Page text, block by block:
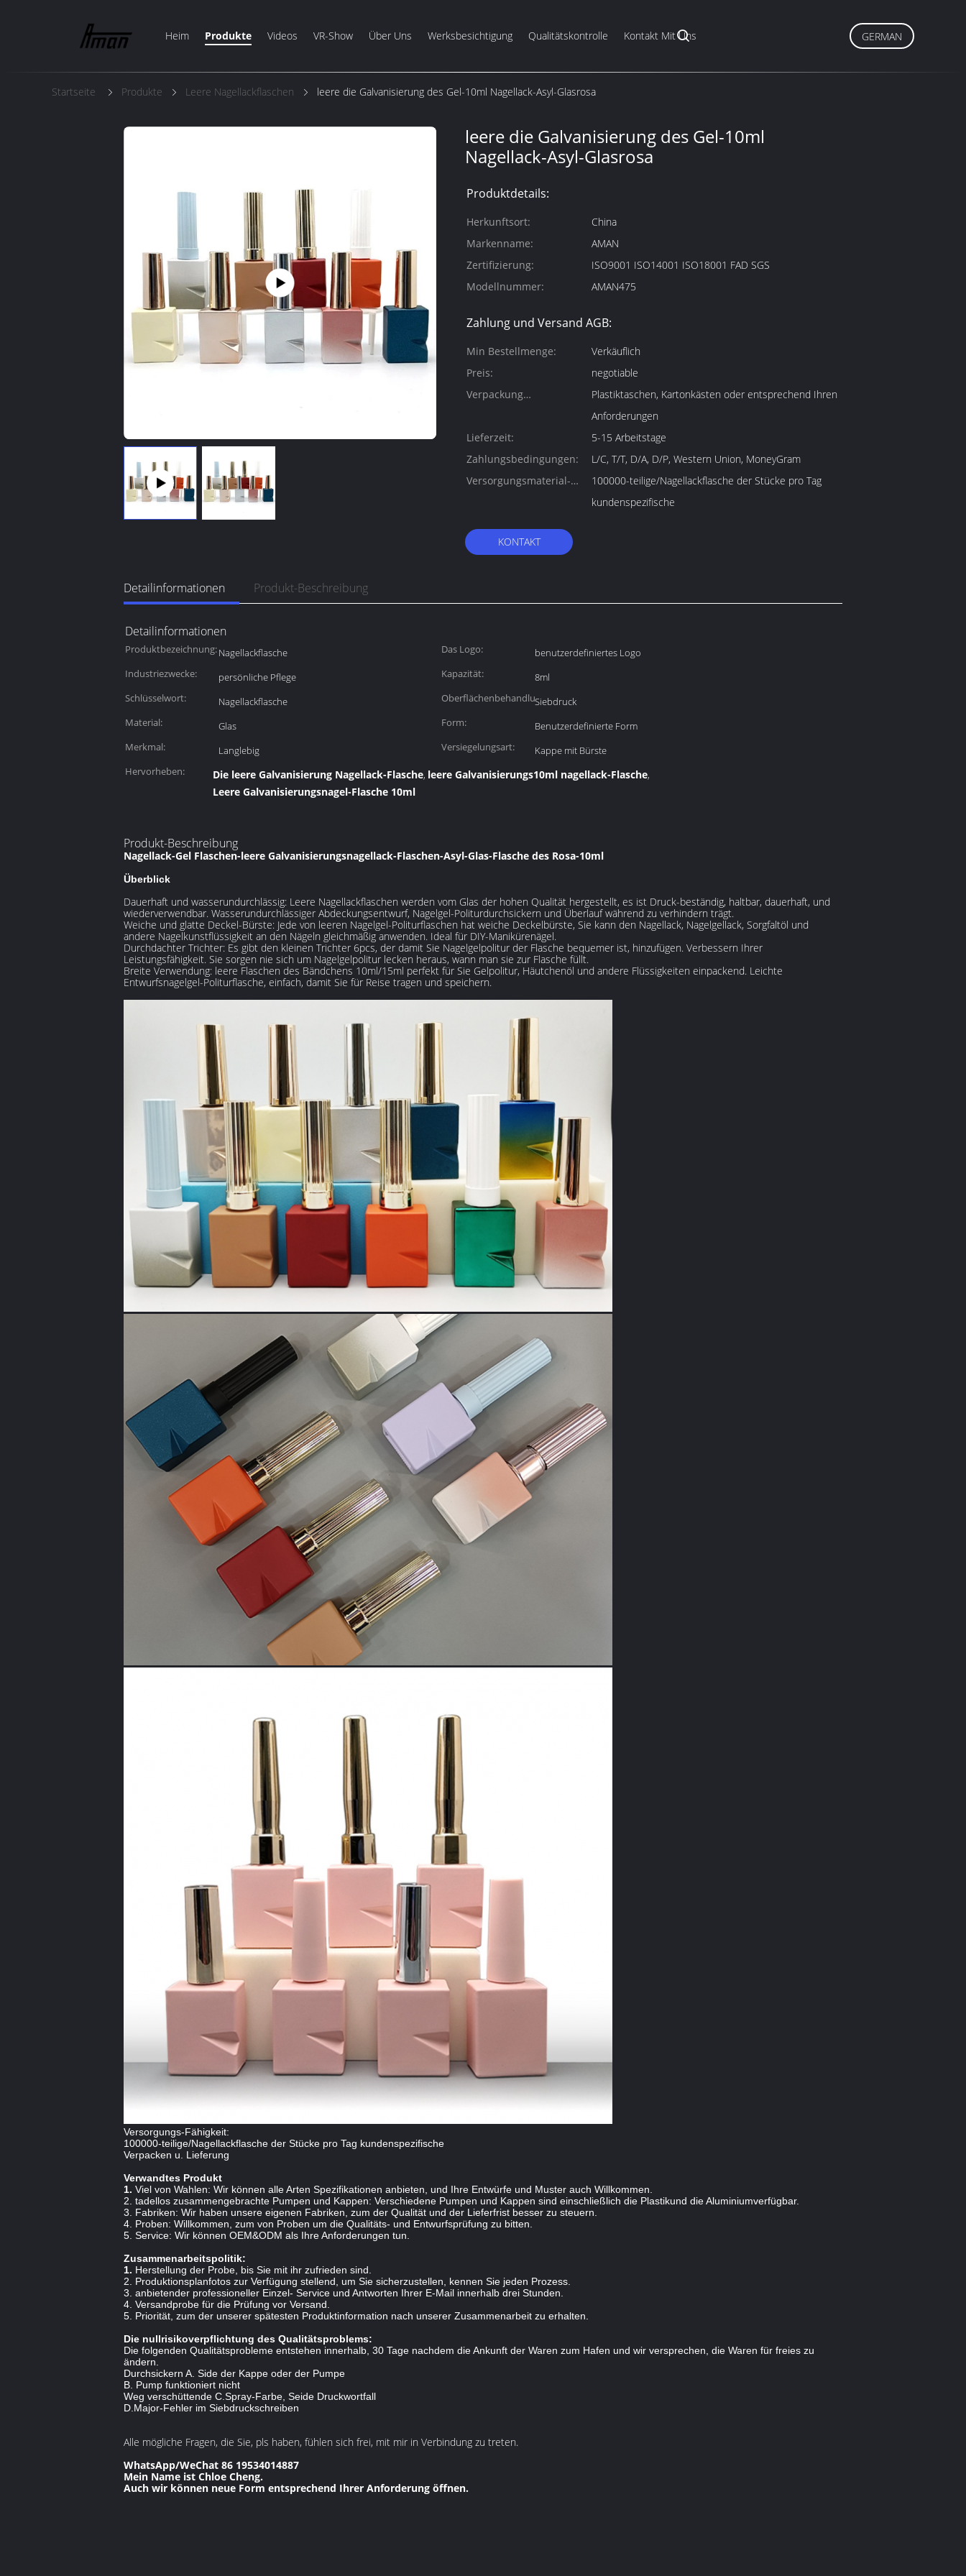
Heim Produkte Videos VR-Show Über Uns Werksbesichtigung Qualitätskontrolle Kontakt Mit Uns GERMAN
Startseite Produkte Leere Nagellackflaschen leere die Galvanisierung des Gel-10ml Nagellack-Asyl-Glasrosa
leere die Galvanisierung des Gel-10ml
Nagellack-Asyl-Glasrosa
Produktdetails:
Herkunftsort:
China
Markenname:
AMAN
Zertifizierung:
ISO9001 ISO14001 ISO18001 FAD SGS
Modellnummer:
AMAN475
Zahlung und Versand AGB:
Min Bestellmenge:
Verkäuflich
Preis:
negotiable
Verpackung
Plastiktaschen, Kartonkästen oder entsprechend Ihren
Anforderungen
Lieferzeit:
5-15 Arbeitstage
Zahlungsbedingungen:
L/C, T/T, D/A, D/P, Western Union, MoneyGram
Versorgungsmaterial-
100000-teilige/Nagellackflasche der Stücke pro Tag
kundenspezifische
KONTAKT
Detailinformationen Produkt-Beschreibung
Detailinformationen
Produktbezeichnung:Nagellackflasche Das Logo:
benutzerdefiniertes Logo
Industriezwecke:
persönliche Pflege Kapazität:
8ml
Schlüsselwort:
Nagellackflasche Oberflächenbehandlung:Siebdruck
Material:
Glas Form:
Benutzerdefinierte Form
Merkmal:
Langlebig Versiegelungsart:
Kappe mit Bürste
Hervorheben:
Die leere Galvanisierung Nagellack-Flasche, leere Galvanisierungs10ml nagellack-Flasche,
Leere Galvanisierungsnagel-Flasche 10ml
Produkt-Beschreibung
Nagellack-Gel Flaschen-leere Galvanisierungsnagellack-Flaschen-Asyl-Glas-Flasche des Rosa-10ml
Überblick
Dauerhaft und wasserundurchlässig: Leere Nagellackflaschen werden vom Glas der hohen Qualität hergestellt, es ist Druck-beständig, haltbar, dauerhaft, und
wiederverwendbar. Wasserundurchlässiger Abdeckungsentwurf, Nagelgel-Politurdurchsickern und Überlauf während zu verhindern trägt.
Weiche und glatte Deckel-Bürste: Jede von leeren Nagelgel-Politurflaschen hat weiche Deckelbürste, Sie kann den Nagellack, Nagelgellack, Sorgfaltöl und
andere Nagelkunstflüssigkeit an den Nägeln gleichmäßig anwenden. Ideal für DIY-Manikürenägel.
Durchdachter Trichter: Es gibt den kleinen Trichter 6pcs, der damit Sie Nagelgelpolitur der Flasche bequemer ist, hinzufügen. Verbessern Ihrer
Leistungsfähigkeit. Sie sorgen nie sich um Nagelgelpolitur lecken heraus, wann man sie zur Flasche füllt.
Breite Verwendung: leere Flaschen des Bändchens 10ml/15ml perfekt für Sie Gelpolitur, Häutchenöl und andere Flüssigkeiten einpackend. Leichte
Entwurfsnagelgel-Politurflasche, einfach, damit Sie für Reise tragen und speichern.
Versorgungs-Fähigkeit:
100000-teilige/Nagellackflasche der Stücke pro Tag kundenspezifische
Verpacken u. Lieferung
Verwandtes Produkt
1. Viel von Wahlen: Wir können alle Arten Spezifikationen anbieten, und Ihre Entwürfe und Muster auch Willkommen.
2. tadellos zusammengebrachte Pumpen und Kappen: Verschiedene Pumpen und Kappen sind einschließlich die Plastikund die Aluminiumverfügbar.
3. Fabriken: Wir haben unsere eigenen Fabriken, zum der Qualität und der Lieferfrist besser zu steuern.
4. Proben: Willkommen, zum von Proben um die Qualitäts- und Entwurfsprüfung zu bitten.
5. Service: Wir können OEM&ODM als Ihre Anforderungen tun.
Zusammenarbeitspolitik:
1. Herstellung der Probe, bis Sie mit ihr zufrieden sind.
2. Produktionsplanfotos zur Verfügung stellend, um Sie sicherzustellen, kennen Sie jeden Prozess.
3. anbietender professioneller Einzel- Service und Antworten Ihrer E-Mail innerhalb drei Stunden.
4. Versandprobe für die Prüfung vor Versand.
5. Priorität, zum der unserer spätesten Produktinformation nach unserer Zusammenarbeit zu erhalten.
Die nullrisikoverpflichtung des Qualitätsproblems:
Die folgenden Qualitätsprobleme entstehen innerhalb, 30 Tage nachdem die Ankunft der Waren zum Hafen und wir versprechen, die Waren für freies zu
ändern.
Durchsickern A. Side der Kappe oder der Pumpe
B. Pump funktioniert nicht
Weg verschüttende C.Spray-Farbe, Seide Druckwortfall
D.Major-Fehler im Siebdruckschreiben
Alle mögliche Fragen, die Sie, pls haben, fühlen sich frei, mit mir in Verbindung zu treten.
WhatsApp/WeChat 86 19534014887
Mein Name ist Chloe Cheng.
Auch wir können neue Form entsprechend Ihrer Anforderung öffnen.